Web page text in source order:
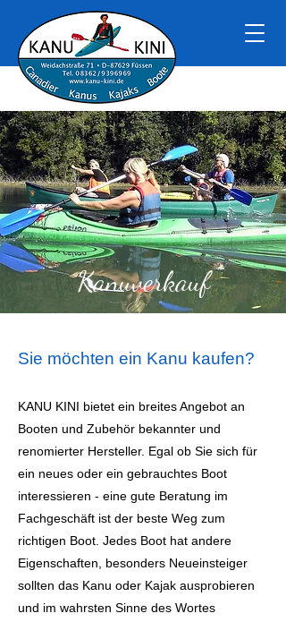
Kanuverkauf
Sie möchten ein Kanu kaufen?
KANU KINI bietet ein breites Angebot an
Booten und Zubehör bekannter und
renomierter Hersteller. Egal ob Sie sich für
ein neues oder ein gebrauchtes Boot
interessieren - eine gute Beratung im
Fachgeschäft ist der beste Weg zum
richtigen Boot. Jedes Boot hat andere
Eigenschaften, besonders Neueinsteiger
sollten das Kanu oder Kajak ausprobieren
und im wahrsten Sinne des Wortes